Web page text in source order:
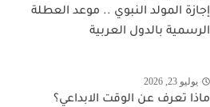
إجازة المولد النبوي .. موعد العطلة
الرسمية بالدول العربية
يوليو 23, 2026
ماذا تعرف عن الوقت الابداعي؟